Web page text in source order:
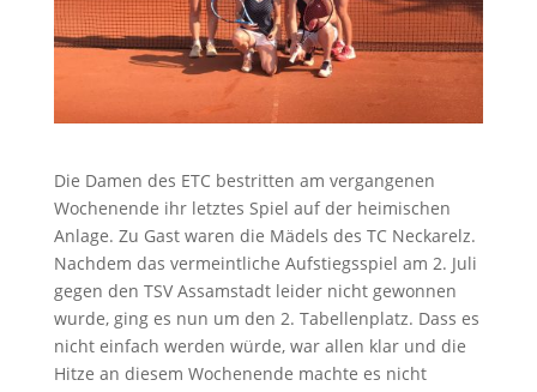
Die Damen des ETC bestritten am vergangenen
Wochenende ihr letztes Spiel auf der heimischen
Anlage. Zu Gast waren die Mädels des TC Neckarelz.
Nachdem das vermeintliche Aufstiegsspiel am 2. Juli
gegen den TSV Assamstadt leider nicht gewonnen
wurde, ging es nun um den 2. Tabellenplatz. Dass es
nicht einfach werden würde, war allen klar und die
Hitze an diesem Wochenende machte es nicht